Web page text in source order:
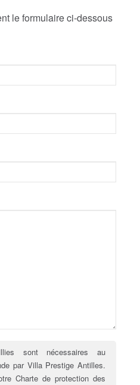
le formulaire ci-dessous
sont nécessaires au
par Villa Prestige Antilles.
Charte de protection des